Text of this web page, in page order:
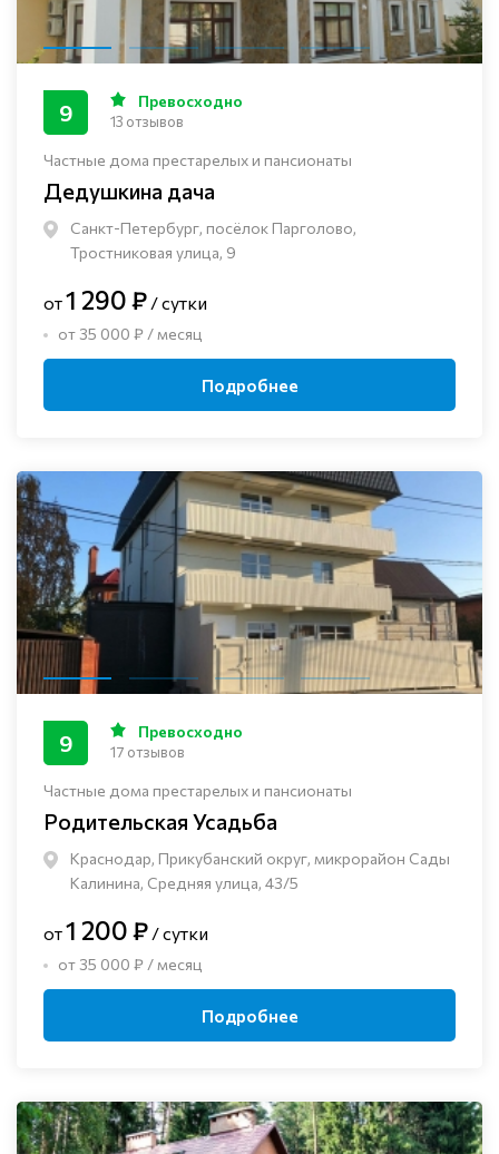
Частные дома престарелых и пансионаты
Дедушкина дача
Санкт-Петербург, посёлок Парголово,
Тростниковая улица, 9
9 Превосходно
13 отзывов
от1 290 ₽ / сутки
от 35 000 ₽ / месяц
Подробнее
Частные дома престарелых и пансионаты
Родительская Усадьба
Краснодар, Прикубанский округ, микрорайон Сады
Калинина, Средняя улица, 43/5
9 Превосходно
17 отзывов
от1 200 ₽ / сутки
от 35 000 ₽ / месяц
Подробнее